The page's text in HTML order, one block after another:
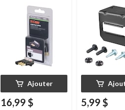
Ajouter
16,99 $ 5,99 $